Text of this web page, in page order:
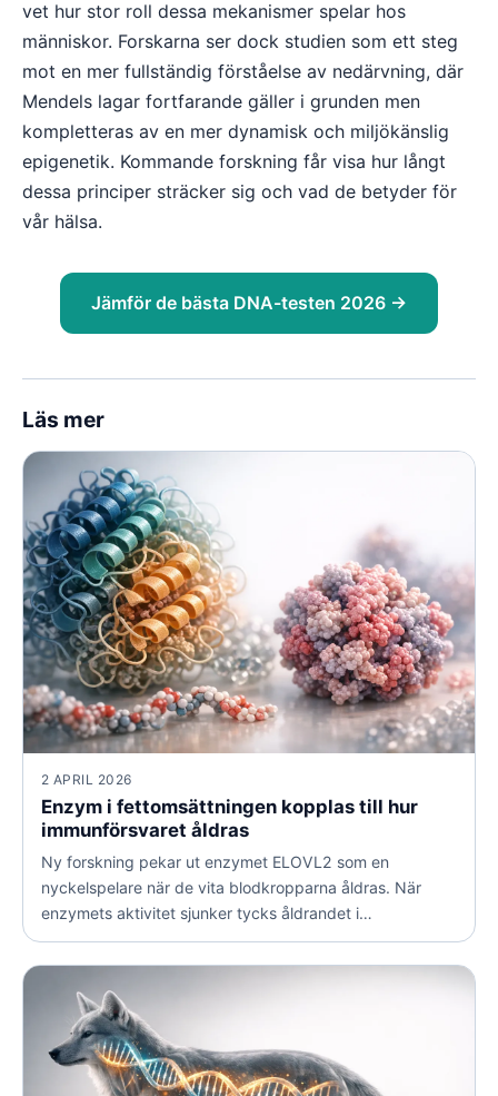
vet hur stor roll dessa mekanismer spelar hos
människor. Forskarna ser dock studien som ett steg
mot en mer fullständig förståelse av nedärvning, där
Mendels lagar fortfarande gäller i grunden men
kompletteras av en mer dynamisk och miljökänslig
epigenetik. Kommande forskning får visa hur långt
dessa principer sträcker sig och vad de betyder för
vår hälsa.
Jämför de bästa DNA-testen 2026 →
Läs mer
2 APRIL 2026
Enzym i fettomsättningen kopplas till hur
immunförsvaret åldras
Ny forskning pekar ut enzymet ELOVL2 som en
nyckelspelare när de vita blodkropparna åldras. När
enzymets aktivitet sjunker tycks åldrandet i
immunförsvaret skynda på och gener som kopplas till
blodcancer förändras.